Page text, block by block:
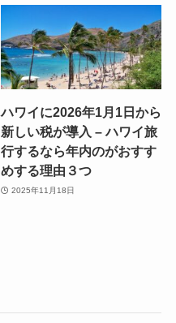
ハワイに2026年1月1日から
新しい税が導入 – ハワイ旅
行するなら年内のがおすす
めする理由３つ
2025年11月18日